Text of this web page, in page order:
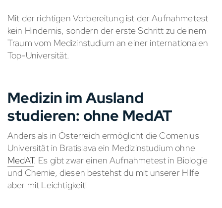
Mit der richtigen Vorbereitung ist der Aufnahmetest
kein Hindernis, sondern der erste Schritt zu deinem
Traum vom Medizinstudium an einer internationalen
Top-Universität.
Medizin im Ausland
studieren: ohne MedAT
Anders als in Österreich ermöglicht die Comenius
Universität in Bratislava ein Medizinstudium ohne
MedAT. Es gibt zwar einen Aufnahmetest in Biologie
und Chemie, diesen bestehst du mit unserer Hilfe
aber mit Leichtigkeit!